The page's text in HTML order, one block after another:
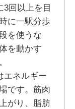
回以上を目
に一駅分歩
を使うな
を動かす
エネルギー
です。筋肉
がり、脂肪